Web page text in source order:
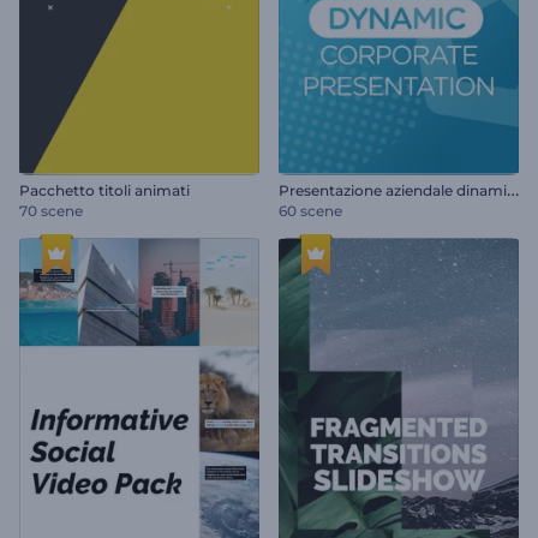
Pacchetto titoli animati
70 scene
P
resentazione aziendale dinamica
60 scene